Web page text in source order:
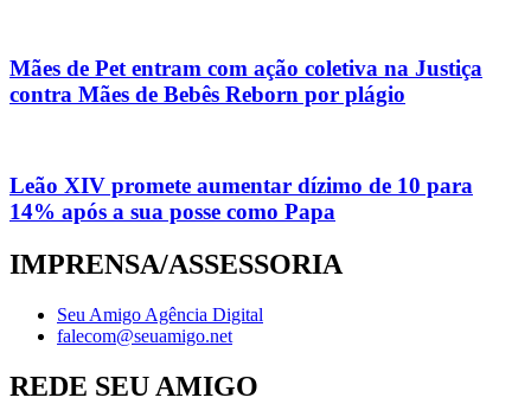
Mães de Pet entram com ação coletiva na Justiça
contra Mães de Bebês Reborn por plágio
Leão XIV promete aumentar dízimo de 10 para
14% após a sua posse como Papa
IMPRENSA/ASSESSORIA
Seu Amigo Agência Digital
falecom@seuamigo.net
REDE SEU AMIGO